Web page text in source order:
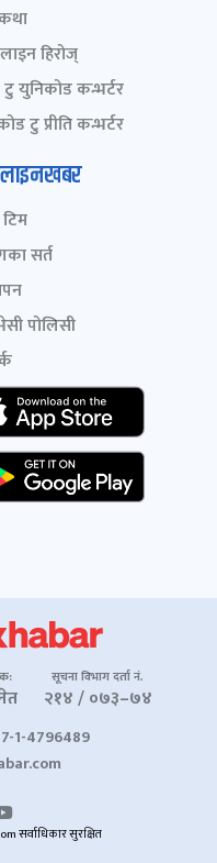
हिरोज्
टु युनिकोड कन्भर्टर
टु प्रीति कन्भर्टर
टिम
सर्त
पोलिसी
सूचना विभाग दर्ता नं.
२१४ / ०७३–७४
1-4796489
सर्वाधिकार सुरक्षित